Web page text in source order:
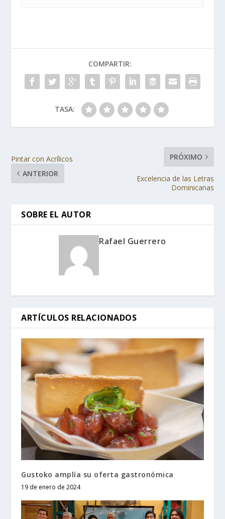
COMPARTIR:
TASA:
Pintar con Acrílicos
ANTERIOR
PRÓXIMO
Excelencia de las Letras
Dominicanas
SOBRE EL AUTOR
Rafael Guerrero
ARTÍCULOS RELACIONADOS
Gustoko amplía su oferta gastronómica
19 de enero de 2024